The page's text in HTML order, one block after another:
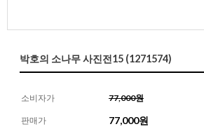
박호의 소나무 사진전15 (1271574)
소비자가 77,000원
판매가 77,000원